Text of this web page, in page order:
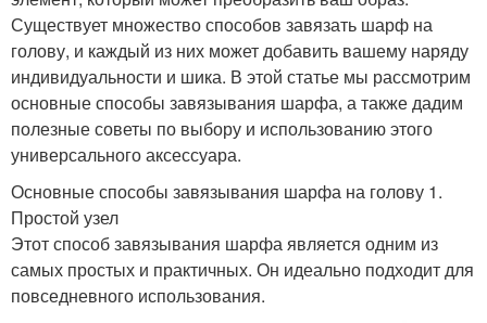
Существует множество способов завязать шарф на
голову, и каждый из них может добавить вашему наряду
индивидуальности и шика. В этой статье мы рассмотрим
основные способы завязывания шарфа, а также дадим
полезные советы по выбору и использованию этого
универсального аксессуара.
Основные способы завязывания шарфа на голову 1.
Простой узел
Этот способ завязывания шарфа является одним из
самых простых и практичных. Он идеально подходит для
повседневного использования.